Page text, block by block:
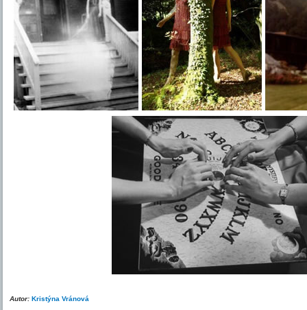
Autor:Kristýna Vránová